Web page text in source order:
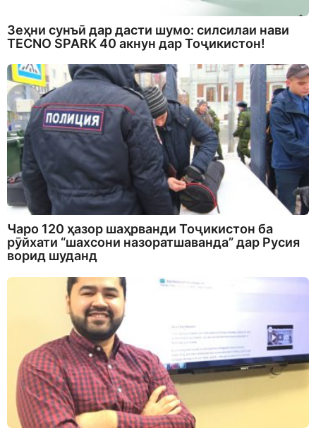
Зеҳни сунъӣ дар дасти шумо: силсилаи нави
TECNO SPARK 40 акнун дар Тоҷикистон!
Чаро 120 ҳазор шаҳрванди Тоҷикистон ба
рӯйхати “шахсони назоратшаванда” дар Русия
ворид шуданд